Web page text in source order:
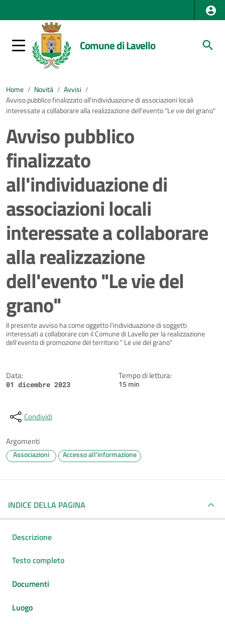
Comune di Lavello
Home / Novità / Avvisi /
Avviso pubblico finalizzato all'individuazione di associazioni locali
interessate a collaborare alla realizzazione dell'evento "Le vie del grano"
Avviso pubblico
finalizzato
all'individuazione di
associazioni locali
interessate a collaborare
alla realizzazione
dell'evento "Le vie del
grano"
Dettagli della notizia
Il presente avviso ha come oggetto l'individuazione di soggetti
interessati a collaborare con il Comune di Lavello per la realizzazione
dell'evento di promozione del territorio " Le vie del grano"
Data:
01 dicembre 2023
Tempo di lettura:
15 min
Condividi
Argomenti
Associazioni Accesso all'informazione
INDICE DELLA PAGINA
Descrizione
Testo completo
Documenti
Luogo